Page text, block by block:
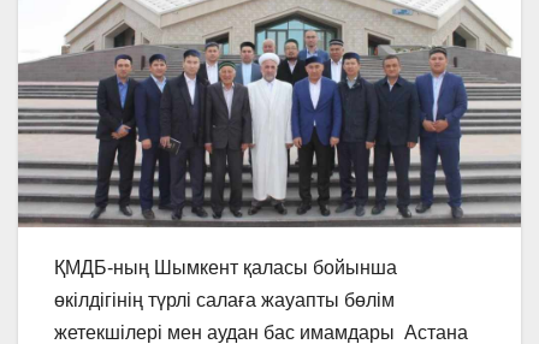
ҚМДБ-ның Шымкент қаласы бойынша
өкілдігінің түрлі салаға жауапты бөлім
жетекшілері мен аудан бас имамдары Астана